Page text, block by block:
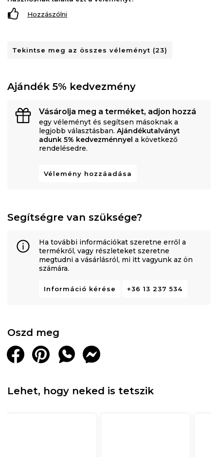
Hozzászólni
Tekintse meg az összes véleményt (23)
Ajándék 5% kedvezmény
Vásárolja meg a terméket, adjon hozzá
egy véleményt és segítsen másoknak a
legjobb választásban. Ajándékutalványt
adunk 5% kedvezménnyel a következő
rendelésedre.
Vélemény hozzáadása
Segítségre van szüksége?
Ha további információkat szeretne erről a
termékről, vagy részleteket szeretne
megtudni a vásárlásról, mi itt vagyunk az ön
számára.
Információ kérése +36 13 237 534
Oszd meg
Lehet, hogy neked is tetszik